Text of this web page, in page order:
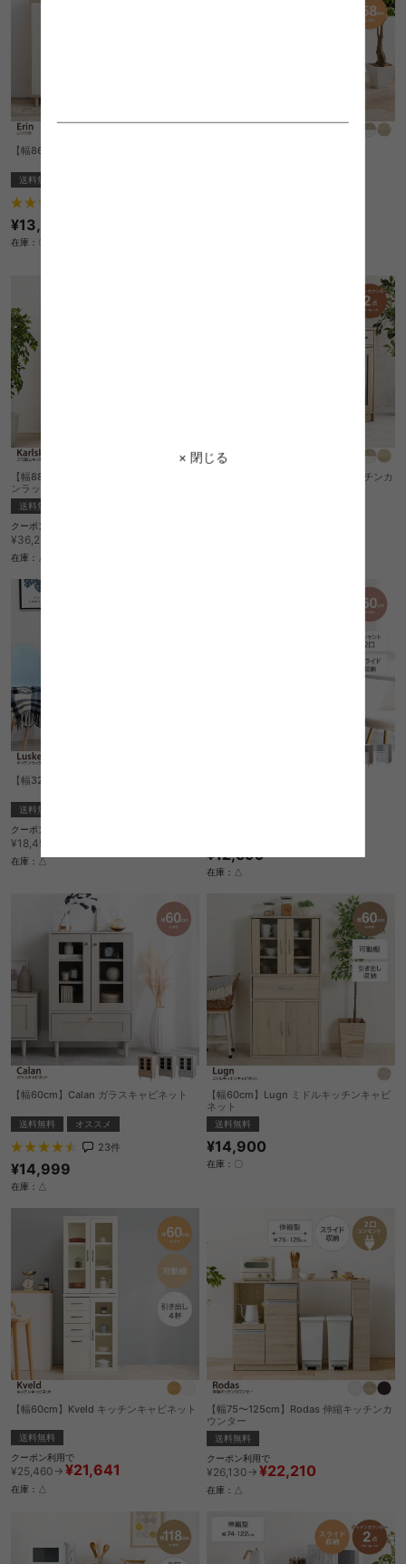
× 閉じる
【幅86cm】Erin レンジ台
送料無料
¥13,999
在庫：〇
【幅88cm】 Karlskrona ゴミ箱上キッチ
ンラック
送料無料
クーポン利用で
¥36,270→
在庫：△
【幅74〜122cm】Bure 伸縮式キッチンカ
【幅32.5cm】キッチンラック
送料無料
クーポン利用で
¥18,450→
在庫：△ ¥12,599
在庫：△
【幅60cm】Calan ガラスキャビネット
送料無料 オススメ
23件
¥14,999
在庫：△
【幅60cm】Lugn ミドルキッチンキャビ
ネット
送料無料
¥14,900
在庫：〇
【幅60cm】Kveld キッチンキャビネット
送料無料
クーポン利用で
¥25,460→ ¥21,641
在庫：△
【幅75〜125cm】Rodas 伸縮キッチンカ
ウンター
送料無料
クーポン利用で
¥26,130→ ¥22,210
在庫：△